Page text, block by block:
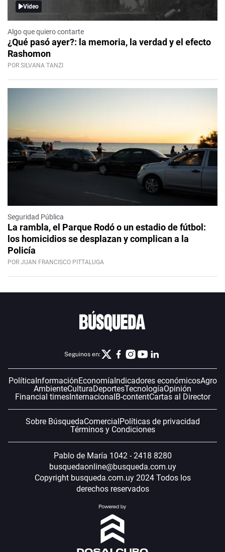
Video
Algo que quiero contarte
¿Qué pasó ayer?: la memoria, la verdad y el efecto
Rashomon
POR SILVANA TANZI
Seguridad Pública
La rambla, el Parque Rodó o un estadio de fútbol:
los homicidios se desplazan y complican a la
Policía
POR JUAN FRANCISCO PITTALUGA
Seguinos en:
PolíticaInformaciónEconomíaIndicadores económicosAgro
AmbienteCulturaDeportesTecnologíaOpinión
Financial timesInternacionalB-contentCartas al Director
Sobre BúsquedaComercialPolíticas de privacidad
Términos y Condiciones
Pablo de María 1042 - 2418 8280
busquedaonline@busqueda.com.uy
Copyright busqueda.com.uy 2024 Todos los
derechos reservados